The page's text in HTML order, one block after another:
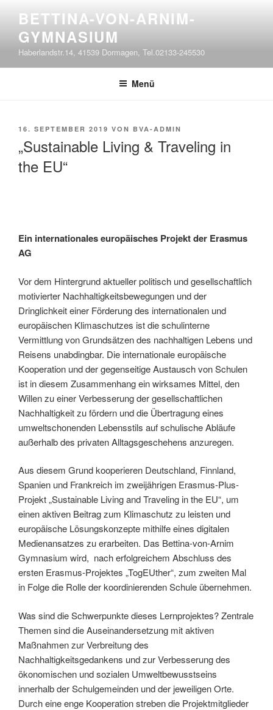
springen
BETTINA-VON-ARNIM-
GYMNASIUM
Haberlandstr.14, 41539 Dormagen, Tel.02133-245530
Menü
VERÖFFENTLICHT
16. SEPTEMBER 2019 VON BVA-ADMIN
„Sustainable Living & Traveling in
the EU“
Ein internationales europäisches Projekt der Erasmus
AG
Vor dem Hintergrund aktueller politisch und gesellschaftlich
motivierter Nachhaltigkeitsbewegungen und der
Dringlichkeit einer Förderung des internationalen und
europäischen Klimaschutzes ist die schulinterne
Vermittlung von Grundsätzen des nachhaltigen Lebens und
Reisens unabdingbar. Die internationale europäische
Kooperation und der gegenseitige Austausch von Schulen
ist in diesem Zusammenhang ein wirksames Mittel, den
Willen zu einer Verbesserung der gesellschaftlichen
Nachhaltigkeit zu fördern und die Übertragung eines
umweltschonenden Lebensstils auf schulische Abläufe
außerhalb des privaten Alltagsgeschehens anzuregen.
Aus diesem Grund kooperieren Deutschland, Finnland,
Spanien und Frankreich im zweijährigen Erasmus-Plus-
Projekt „Sustainable Living and Traveling in the EU“, um
einen aktiven Beitrag zum Klimaschutz zu leisten und
europäische Lösungskonzepte mithilfe eines digitalen
Medienansatzes zu erarbeiten. Das Bettina-von-Arnim
Gymnasium wird, nach erfolgreichem Abschluss des
ersten Erasmus-Projektes „TogEUther“, zum zweiten Mal
in Folge die Rolle der koordinierenden Schule übernehmen.
Was sind die Schwerpunkte dieses Lernprojektes? Zentrale
Themen sind die Auseinandersetzung mit aktiven
Maßnahmen zur Verbreitung des
Nachhaltigkeitsgedankens und zur Verbesserung des
ökonomischen und sozialen Umweltbewusstseins
innerhalb der Schulgemeinden und der jeweiligen Orte.
Durch eine enge Kooperation streben die Projektmitglieder